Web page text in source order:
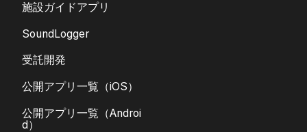
施設ガイドアプリ
SoundLogger
受託開発
公開アプリ一覧（iOS）
公開アプリ一覧（Androi
d）